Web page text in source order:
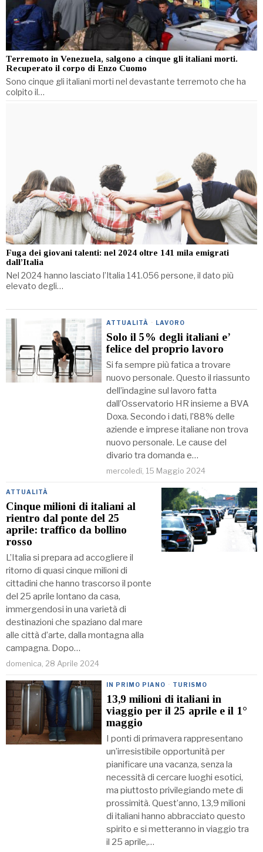
Terremoto in Venezuela, salgono a cinque gli italiani morti.
Recuperato il corpo di Enzo Cuomo
Sono cinque gli italiani morti nel devastante terremoto che ha
colpito il…
Fuga dei giovani talenti: nel 2024 oltre 141 mila emigrati
dall’Italia
Nel 2024 hanno lasciato l’Italia 141.056 persone, il dato più
elevato degli…
ATTUALITÀ · LAVORO
Solo il 5% degli italiani e’
felice del proprio lavoro
Si fa sempre più fatica a trovare
nuovo personale. Questo il riassunto
dell’indagine sul lavoro fatta
dall’Osservatorio HR insieme a BVA
Doxa. Secondo i dati, l’88% delle
aziende e imprese italiane non trova
nuovo personale. Le cause del
divario tra domanda e…
mercoledì, 15 Maggio 2024
ATTUALITÀ
Cinque milioni di italiani al
rientro dal ponte del 25
aprile: traffico da bollino
rosso
L’Italia si prepara ad accogliere il
ritorno di quasi cinque milioni di
cittadini che hanno trascorso il ponte
del 25 aprile lontano da casa,
immergendosi in una varietà di
destinazioni che spaziano dal mare
alle città d’arte, dalla montagna alla
campagna. Dopo…
domenica, 28 Aprile 2024
IN PRIMO PIANO · TURISMO
13,9 milioni di italiani in
viaggio per il 25 aprile e il 1°
maggio
I ponti di primavera rappresentano
un’irresistibile opportunità per
pianificare una vacanza, senza la
necessità di cercare luoghi esotici,
ma piuttosto privilegiando mete di
prossimità. Quest’anno, 13,9 milioni
di italiani hanno abbracciato questo
spirito e si metteranno in viaggio tra
il 25 aprile,…